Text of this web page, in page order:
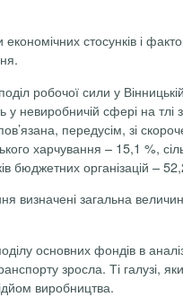
економічних стосунків і
робочої сили у
невиробничій сфері на тлі
передусім, зі
харчування – 15,1 %,
бюджетних організацій –
визначені загальна
основних фондів в
зросла. Ті галузі,
виробництва.